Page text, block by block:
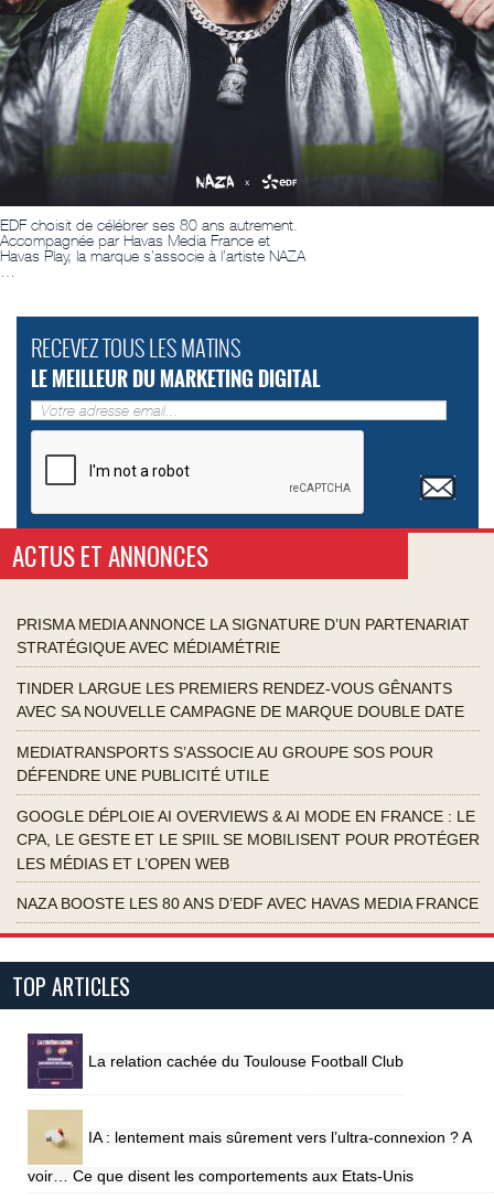
EDF choisit de célébrer ses 80 ans autrement.
Accompagnée par Havas Media France et
Havas Play, la marque s’associe à l’artiste NAZA
RECEVEZ TOUS LES MATINS
LE MEILLEUR DU MARKETING DIGITAL
ACTUS ET ANNONCES
PRISMA MEDIA ANNONCE LA SIGNATURE D’UN PARTENARIAT
STRATÉGIQUE AVEC MÉDIAMÉTRIE
TINDER LARGUE LES PREMIERS RENDEZ-VOUS GÊNANTS
AVEC SA NOUVELLE CAMPAGNE DE MARQUE DOUBLE DATE
MEDIATRANSPORTS S’ASSOCIE AU GROUPE SOS POUR
DÉFENDRE UNE PUBLICITÉ UTILE
GOOGLE DÉPLOIE AI OVERVIEWS & AI MODE EN FRANCE : LE
CPA, LE GESTE ET LE SPIIL SE MOBILISENT POUR PROTÉGER
LES MÉDIAS ET L’OPEN WEB
NAZA BOOSTE LES 80 ANS D’EDF AVEC HAVAS MEDIA FRANCE
TOP ARTICLES
La relation cachée du Toulouse Football Club
IA : lentement mais sûrement vers l’ultra-connexion ? A
voir… Ce que disent les comportements aux Etats-Unis